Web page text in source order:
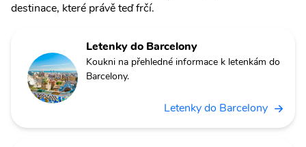
destinace, které právě teď frčí.
Letenky do Barcelony
Koukni na přehledné informace k letenkám do
Barcelony.
Letenky do Barcelony